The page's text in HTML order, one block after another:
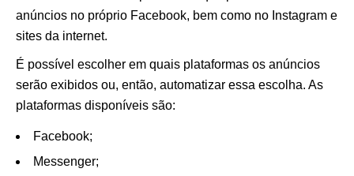
anúncios no próprio Facebook, bem como no Instagram e
sites da internet.
É possível escolher em quais plataformas os anúncios
serão exibidos ou, então, automatizar essa escolha. As
plataformas disponíveis são:
Facebook;
Messenger;